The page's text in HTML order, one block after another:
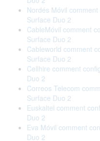
Nordés Móvil
Surface Duo 2
CableMóvil comment
Surface Duo 2
Cableworld comment
Surface Duo 2
Cellhire comment
Duo 2
Correos Telecom
Surface Duo 2
Euskaltel comment
Duo 2
Eva Móvil comment
Duo 2